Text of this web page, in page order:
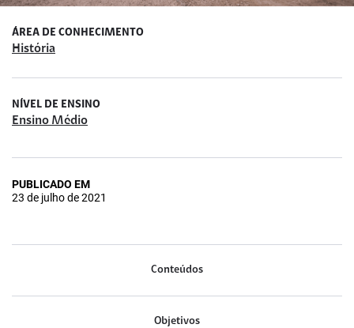
ÁREA DE CONHECIMENTO
História
NÍVEL DE ENSINO
Ensino Médio
PUBLICADO EM
23 de julho de 2021
Conteúdos
Objetivos